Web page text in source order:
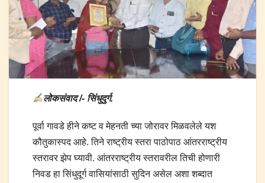
लोकसंवाद /- सिंधुदुर्ग.
पूर्वा गावडे हीने कष्ट व मेहनती च्या जोरावर मिळवलेले यश
कौतुकास्पद आहे. तिने राष्ट्रीय स्तरा पाठोपाठ आंतरराष्ट्रीय
स्तरावर झेप घ्यावी. आंतरराष्ट्रीय स्तरावरील तिची होणारी
निवड हा सिंधुदूर्ग वासियांसाठी सुदिन असेल अशा शब्दात